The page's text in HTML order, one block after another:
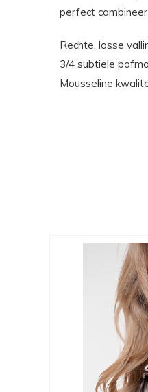
perfect
Rechte, losse
3/4 subtiele
Mousseline